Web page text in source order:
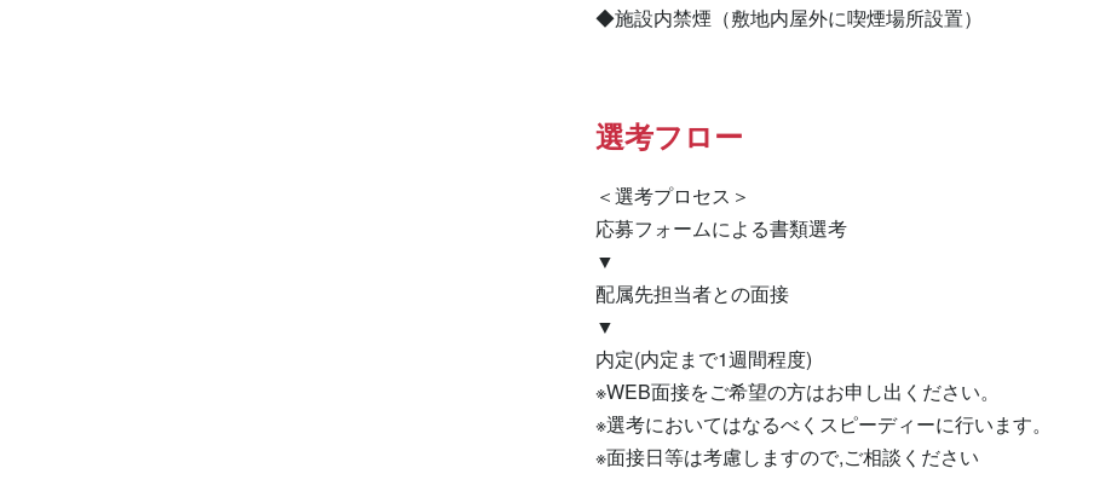
◆施設内禁煙（敷地内屋外に喫煙場所設置）
選考フロー
＜選考プロセス＞
応募フォームによる書類選考
▼
配属先担当者との面接
▼
内定(内定まで1週間程度)
※WEB面接をご希望の方はお申し出ください。
※選考においてはなるべくスピーディーに行います。
※面接日等は考慮しますので,ご相談ください